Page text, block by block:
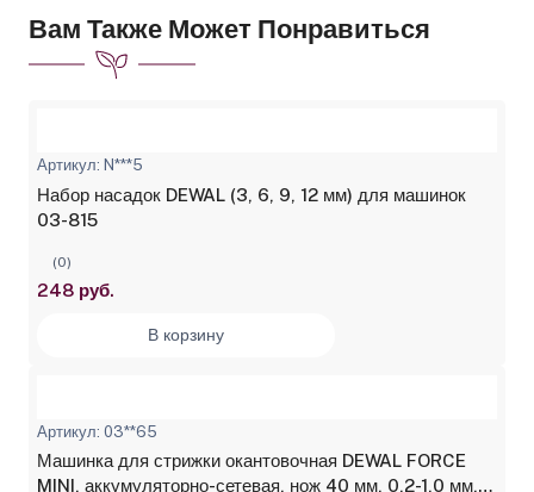
Вам Также Может Понравиться
Артикул: N***5
Набор насадок DEWAL (3, 6, 9, 12 мм) для машинок
03-815
(0)
248 руб.
В корзину
Артикул: 03**65
Машинка для стрижки окантовочная DEWAL FORCE
MINI, аккумуляторно-сетевая, нож 40 мм, 0,2-1,0 мм, 3